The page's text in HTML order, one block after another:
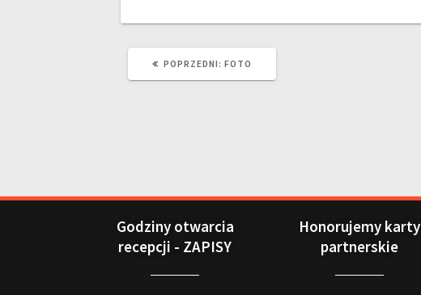
POPRZEDNI: FOTO
Godziny otwarcia
recepcji - ZAPISY
Honorujemy karty
partnerskie